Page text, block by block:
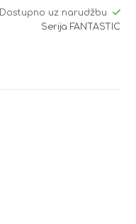
Dostupno uz narudžbu
Serija FANTASTIC